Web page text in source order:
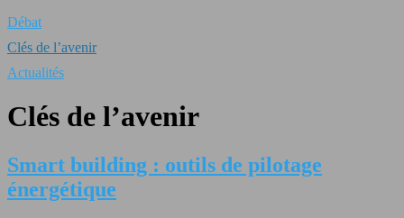
Débat
Clés de l’avenir
Actualités
Clés de l’avenir
Smart building : outils de pilotage
énergétique